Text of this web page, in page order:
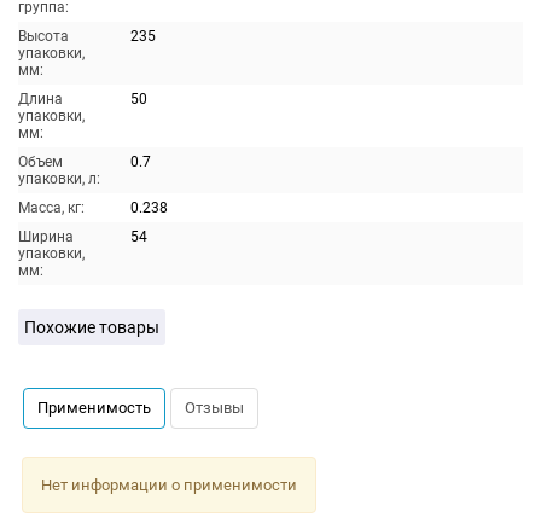
группа:
Высота
упаковки,
мм:
235
Длина
упаковки,
мм:
50
Объем
упаковки, л:
0.7
Масса, кг:
0.238
Ширина
упаковки,
мм:
54
Похожие товары
Применимость Отзывы
Нет информации о применимости